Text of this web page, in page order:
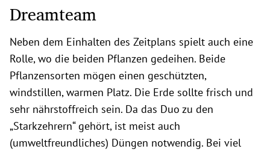
Dreamteam
Neben dem Einhalten des Zeitplans spielt auch eine
Rolle, wo die beiden Pflanzen gedeihen. Beide
Pflanzensorten mögen einen geschützten,
windstillen, warmen Platz. Die Erde sollte frisch und
sehr nährstoffreich sein. Da das Duo zu den
„Starkzehrern“ gehört, ist meist auch
(umweltfreundliches) Düngen notwendig. Bei viel